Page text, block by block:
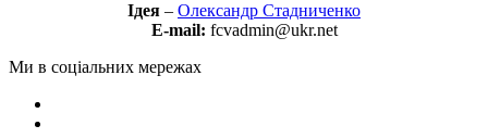
Ідея – Олександр Стадниченко
E-mail: fcvadmin@ukr.net
Ми в соціальних мережах